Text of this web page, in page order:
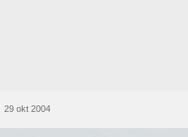
29 okt 2004